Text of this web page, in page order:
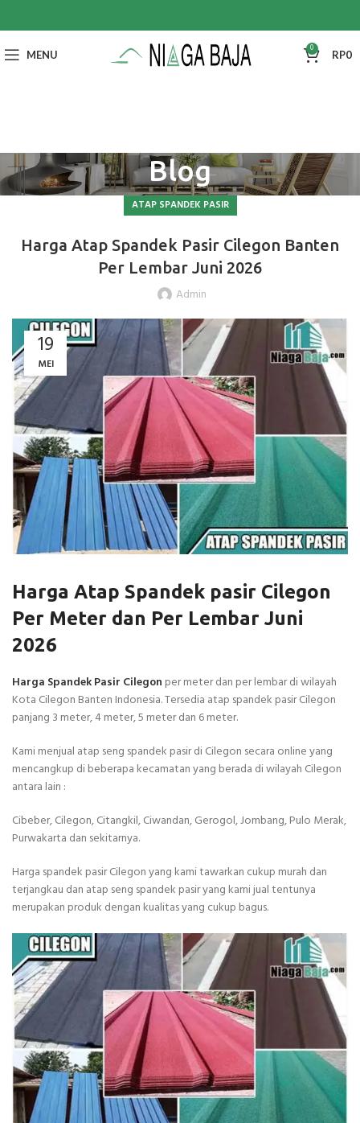
MENU 0 RP0
Blog
ATAP SPANDEK PASIR
Harga Atap Spandek Pasir Cilegon Banten
Per Lembar Juni 2026
Admin
19
MEI
Harga Atap Spandek pasir Cilegon
Per Meter dan Per Lembar Juni
2026
Harga Spandek Pasir Cilegon per meter dan per lembar di wilayah
Kota Cilegon Banten Indonesia. Tersedia atap spandek pasir Cilegon
panjang 3 meter, 4 meter, 5 meter dan 6 meter.
Kami menjual atap seng spandek pasir di Cilegon secara online yang
mencangkup di beberapa kecamatan yang berada di wilayah Cilegon
antara lain :
Cibeber, Cilegon, Citangkil, Ciwandan, Gerogol, Jombang, Pulo Merak,
Purwakarta dan sekitarnya.
Harga spandek pasir Cilegon yang kami tawarkan cukup murah dan
terjangkau dan atap seng spandek pasir yang kami jual tentunya
merupakan produk dengan kualitas yang cukup bagus.